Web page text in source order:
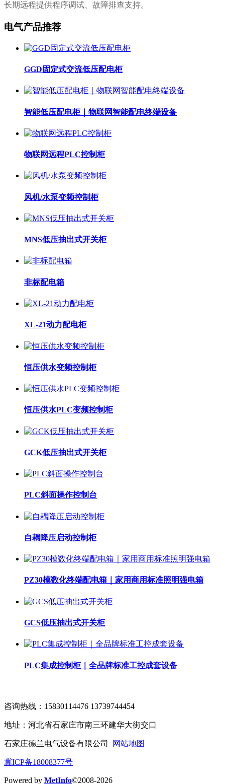
长期远程提供程序调试、故障排查支持。
电气产品推荐
GGD固定式交流低压配电柜
智能低压配电柜｜物联网智能配电终端设备
物联网远程PLC控制柜
风机/水泵变频控制柜
MNS低压抽出式开关柜
非标配电箱
XL-21动力配电柜
恒压供水变频控制柜
恒压供水PLC变频控制柜
GCK低压抽出式开关柜
PLC斜面操作控制台
自耦降压启动控制柜
PZ30模数化终端配电箱｜家用商用标准照明强电箱
GCS低压抽出式开关柜
PLC集成控制柜｜全品牌标准工控成套设备
咨询热线：15830114476 13739744454
地址：河北省石家庄市南三环建华大街交口
石家庄德兰电气设备有限公司 网站地图
冀ICP备18008377号
Powered by MetInfo©2008-2026